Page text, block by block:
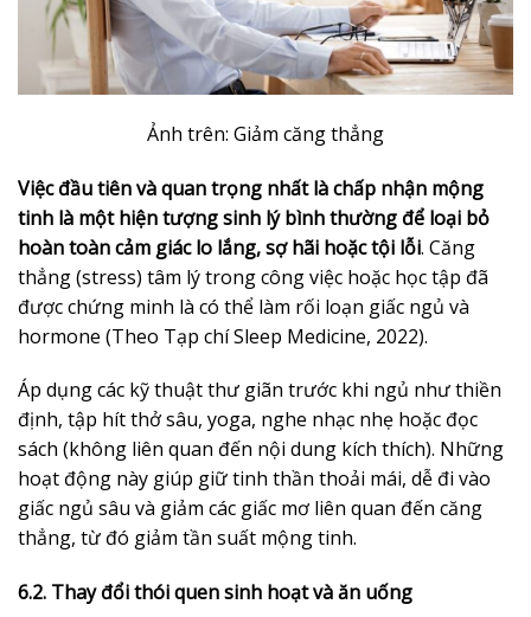
Ảnh trên: Giảm căng thẳng
Việc đầu tiên và quan trọng nhất là chấp nhận mộng
tinh là một hiện tượng sinh lý bình thường để loại bỏ
hoàn toàn cảm giác lo lắng, sợ hãi hoặc tội lỗi. Căng
thẳng (stress) tâm lý trong công việc hoặc học tập đã
được chứng minh là có thể làm rối loạn giấc ngủ và
hormone (Theo Tạp chí Sleep Medicine, 2022).
Áp dụng các kỹ thuật thư giãn trước khi ngủ như thiền
định, tập hít thở sâu, yoga, nghe nhạc nhẹ hoặc đọc
sách (không liên quan đến nội dung kích thích). Những
hoạt động này giúp giữ tinh thần thoải mái, dễ đi vào
giấc ngủ sâu và giảm các giấc mơ liên quan đến căng
thẳng, từ đó giảm tần suất mộng tinh.
6.2. Thay đổi thói quen sinh hoạt và ăn uống